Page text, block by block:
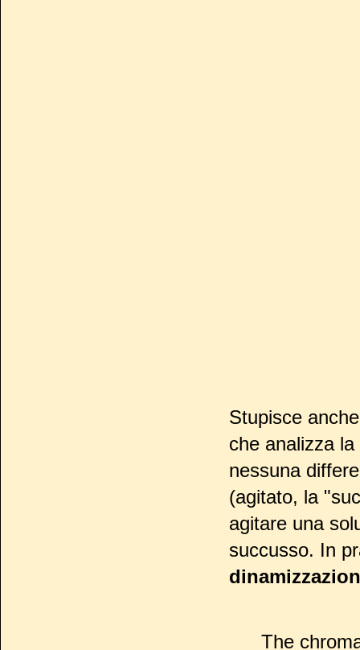
Stupisce
che analizza la
nessuna
(agitato, la
agitare una
succusso. In
The